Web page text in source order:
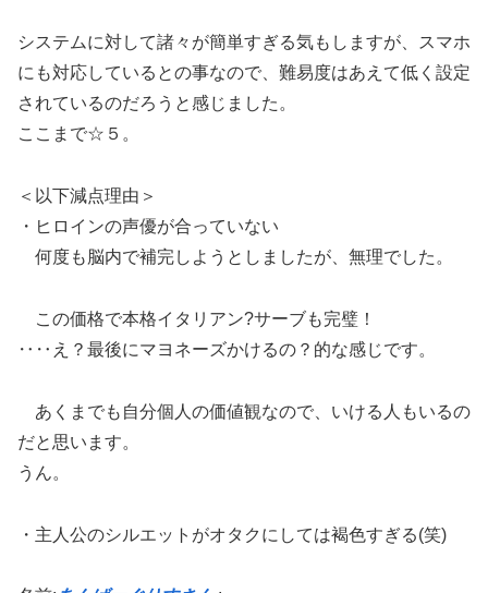
システムに対して諸々が簡単すぎる気もしますが、スマホ
にも対応しているとの事なので、難易度はあえて低く設定
されているのだろうと感じました。
ここまで☆５。
＜以下減点理由＞
・ヒロインの声優が合っていない
何度も脳内で補完しようとしましたが、無理でした。
この価格で本格イタリアン?サーブも完璧！
‥‥え？最後にマヨネーズかけるの？的な感じです。
あくまでも自分個人の価値観なので、いける人もいるの
だと思います。
うん。
・主人公のシルエットがオタクにしては褐色すぎる(笑)